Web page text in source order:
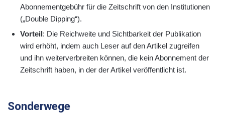
Abonnementgebühr für die Zeitschrift von den Institutionen
(„Double Dipping“).
Vorteil: Die Reichweite und Sichtbarkeit der Publikation
wird erhöht, indem auch Leser auf den Artikel zugreifen
und ihn weiterverbreiten können, die kein Abonnement der
Zeitschrift haben, in der der Artikel veröffentlicht ist.
Sonderwege